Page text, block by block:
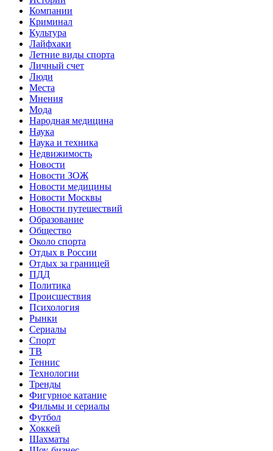
Компании
Криминал
Культура
Лайфхаки
Летние виды спорта
Личный счет
Люди
Места
Мнения
Мода
Народная медицина
Наука
Наука и техника
Недвижимость
Новости
Новости ЗОЖ
Новости медицины
Новости Москвы
Новости путешествий
Образование
Общество
Около спорта
Отдых в России
Отдых за границей
ПДД
Политика
Происшествия
Психология
Рынки
Сериалы
Спорт
ТВ
Теннис
Технологии
Тренды
Фигурное катание
Фильмы и сериалы
Футбол
Хоккей
Шахматы